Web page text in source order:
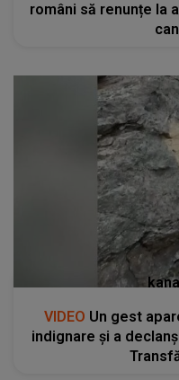
români să renunțe la
VIDEO Un gest
indignare și a